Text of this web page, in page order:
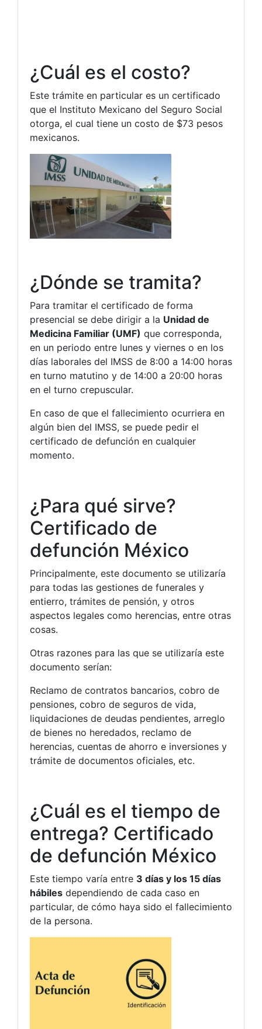
¿Cuál es el costo?
Este trámite en particular es un certificado
que el Instituto Mexicano del Seguro Social
otorga, el cual tiene un costo de $73 pesos
mexicanos.
¿Dónde se tramita?
Para tramitar el certificado de forma
presencial se debe dirigir a la Unidad de
Medicina Familiar (UMF) que corresponda,
en un periodo entre lunes y viernes o en los
días laborales del IMSS de 8:00 a 14:00 horas
en turno matutino y de 14:00 a 20:00 horas
en el turno crepuscular.
En caso de que el fallecimiento ocurriera en
algún bien del IMSS, se puede pedir el
certificado de defunción en cualquier
momento.
¿Para qué sirve?
Certificado de
defunción México
Principalmente, este documento se utilizaría
para todas las gestiones de funerales y
entierro, trámites de pensión, y otros
aspectos legales como herencias, entre otras
cosas.
Otras razones para las que se utilizaría este
documento serían:
Reclamo de contratos bancarios, cobro de
pensiones, cobro de seguros de vida,
liquidaciones de deudas pendientes, arreglo
de bienes no heredados, reclamo de
herencias, cuentas de ahorro e inversiones y
trámite de documentos oficiales, etc.
¿Cuál es el tiempo de
entrega? Certificado
de defunción México
Este tiempo varía entre 3 días y los 15 días
hábiles dependiendo de cada caso en
particular, de cómo haya sido el fallecimiento
de la persona.